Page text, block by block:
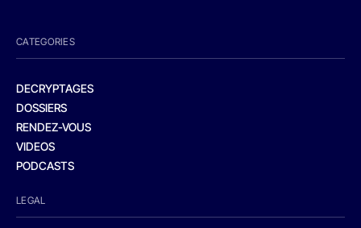
CATEGORIES
DECRYPTAGES
DOSSIERS
RENDEZ-VOUS
VIDEOS
PODCASTS
LEGAL